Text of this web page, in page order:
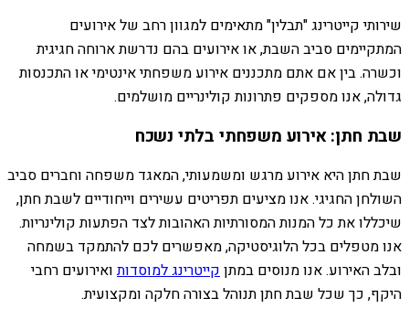
שירותי קייטרינג "תבלין" מתאימים למגוון רחב של אירועים
המתקיימים סביב השבת, או אירועים בהם נדרשת ארוחה חגיגית
וכשרה. בין אם אתם מתכננים אירוע משפחתי אינטימי או התכנסות
גדולה, אנו מספקים פתרונות קולינריים מושלמים.
שבת חתן: אירוע משפחתי בלתי נשכח
שבת חתן היא אירוע מרגש ומשמעותי, המאגד משפחה וחברים סביב
השולחן החגיגי. אנו מציעים תפריטים עשירים וייחודיים לשבת חתן,
שיכללו את כל המנות המסורתיות האהובות לצד הפתעות קולינריות.
אנו מטפלים בכל הלוגיסטיקה, מאפשרים לכם להתמקד בשמחה
ובלב האירוע. אנו מנוסים במתןקייטרינג למוסדותואירועים רחבי
היקף, כך שכל שבת חתן תנוהל בצורה חלקה ומקצועית.